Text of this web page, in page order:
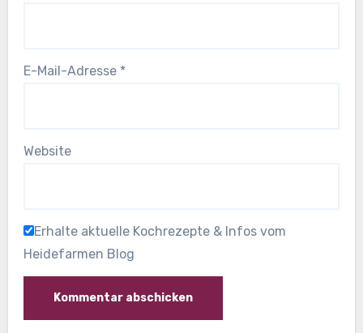
E-Mail-Adresse *
Website
Erhalte aktuelle Kochrezepte & Infos vom
Heidefarmen Blog